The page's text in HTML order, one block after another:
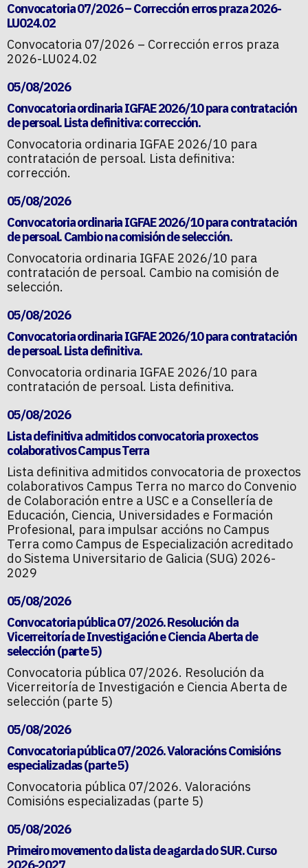
Convocatoria 07/2026 – Corrección erros praza 2026-
LU024.02
Convocatoria 07/2026 – Corrección erros praza
2026-LU024.02
05/08/2026
Convocatoria ordinaria IGFAE 2026/10 para contratación
de persoal. Lista definitiva: corrección.
Convocatoria ordinaria IGFAE 2026/10 para
contratación de persoal. Lista definitiva:
corrección.
05/08/2026
Convocatoria ordinaria IGFAE 2026/10 para contratación
de persoal. Cambio na comisión de selección.
Convocatoria ordinaria IGFAE 2026/10 para
contratación de persoal. Cambio na comisión de
selección.
05/08/2026
Convocatoria ordinaria IGFAE 2026/10 para contratación
de persoal. Lista definitiva.
Convocatoria ordinaria IGFAE 2026/10 para
contratación de persoal. Lista definitiva.
05/08/2026
Lista definitiva admitidos convocatoria proxectos
colaborativos Campus Terra
Lista definitiva admitidos convocatoria de proxectos
colaborativos Campus Terra no marco do Convenio
de Colaboración entre a USC e a Consellería de
Educación, Ciencia, Universidades e Formación
Profesional, para impulsar accións no Campus
Terra como Campus de Especialización acreditado
do Sistema Universitario de Galicia (SUG) 2026-
2029
05/08/2026
Convocatoria pública 07/2026. Resolución da
Vicerreitoría de Investigación e Ciencia Aberta de
selección (parte 5)
Convocatoria pública 07/2026. Resolución da
Vicerreitoría de Investigación e Ciencia Aberta de
selección (parte 5)
05/08/2026
Convocatoria pública 07/2026. Valoracións Comisións
especializadas (parte 5)
Convocatoria pública 07/2026. Valoracións
Comisións especializadas (parte 5)
05/08/2026
Primeiro movemento da lista de agarda do SUR. Curso